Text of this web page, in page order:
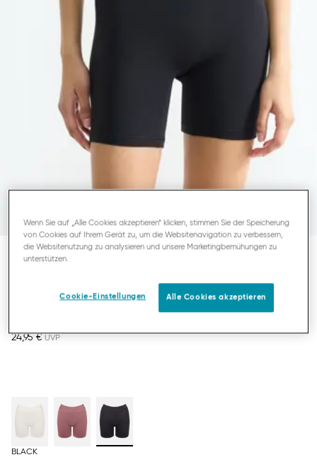
RADLERHOSE
24,95 €
BLACK
Wenn Sie auf „Alle Cookies akzeptieren“ klicken, stimmen Sie der Speicherung
von Cookies auf Ihrem Gerät zu, um die Websitenavigation zu verbessern,
die Websitenutzung zu analysieren und unsere Marketingbemühungen zu
unterstützen.
Cookie-Einstellungen Alle Cookies akzeptieren